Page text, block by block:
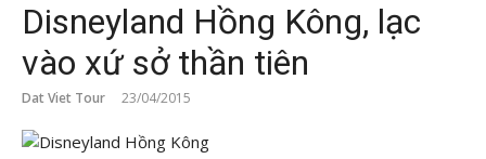
Disneyland Hồng Kông, lạc
vào xứ sở thần tiên
Dat Viet Tour 23/04/2015